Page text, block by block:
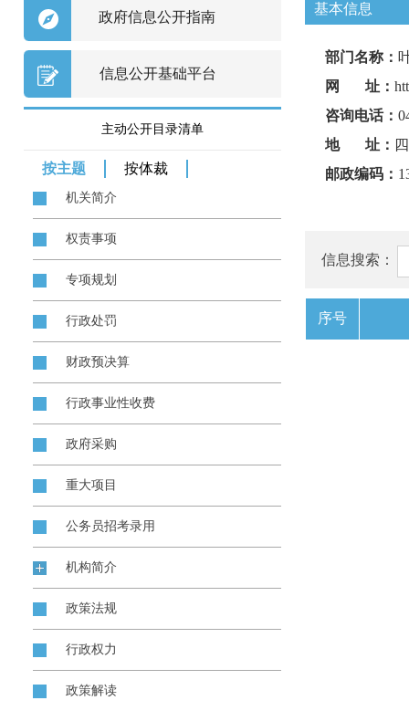
基本信息
部门名称：
网 址：
咨询电话：
地 址：
邮政编码：
信息搜索：
序号
政府信息公开指南
信息公开基础平台
主动公开目录清单
按主题 按体裁
机关简介
权责事项
专项规划
行政处罚
财政预决算
行政事业性收费
政府采购
重大项目
公务员招考录用
机构简介
政策法规
行政权力
政策解读